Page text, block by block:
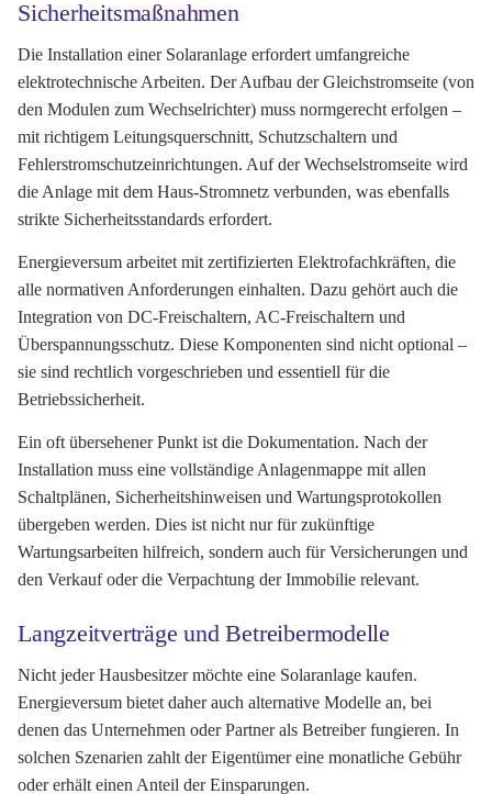
Sicherheitsmaßnahmen
Die Installation einer Solaranlage erfordert umfangreiche
elektrotechnische Arbeiten. Der Aufbau der Gleichstromseite (von
den Modulen zum Wechselrichter) muss normgerecht erfolgen –
mit richtigem Leitungsquerschnitt, Schutzschaltern und
Fehlerstromschutzeinrichtungen. Auf der Wechselstromseite wird
die Anlage mit dem Haus-Stromnetz verbunden, was ebenfalls
strikte Sicherheitsstandards erfordert.
Energieversum arbeitet mit zertifizierten Elektrofachkräften, die
alle normativen Anforderungen einhalten. Dazu gehört auch die
Integration von DC-Freischaltern, AC-Freischaltern und
Überspannungsschutz. Diese Komponenten sind nicht optional –
sie sind rechtlich vorgeschrieben und essentiell für die
Betriebssicherheit.
Ein oft übersehener Punkt ist die Dokumentation. Nach der
Installation muss eine vollständige Anlagenmappe mit allen
Schaltplänen, Sicherheitshinweisen und Wartungsprotokollen
übergeben werden. Dies ist nicht nur für zukünftige
Wartungsarbeiten hilfreich, sondern auch für Versicherungen und
den Verkauf oder die Verpachtung der Immobilie relevant.
Langzeitverträge und Betreibermodelle
Nicht jeder Hausbesitzer möchte eine Solaranlage kaufen.
Energieversum bietet daher auch alternative Modelle an, bei
denen das Unternehmen oder Partner als Betreiber fungieren. In
solchen Szenarien zahlt der Eigentümer eine monatliche Gebühr
oder erhält einen Anteil der Einsparungen.